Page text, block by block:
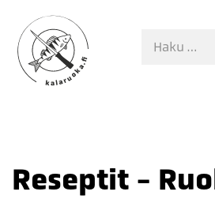
Reseptit -